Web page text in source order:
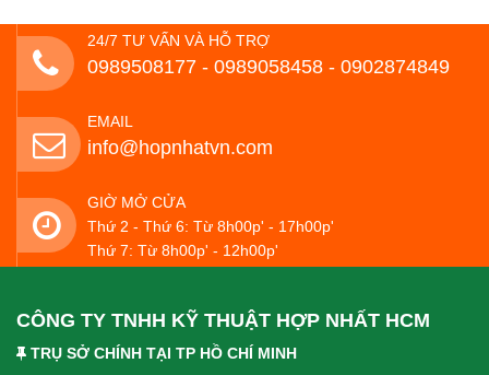
24/7 TƯ VẤN VÀ HỖ TRỢ
0989508177 - ‭0989058458‬ - 0902874849
EMAIL
info@hopnhatvn.com
GIỜ MỞ CỬA
Thứ 2 - Thứ 6: Từ 8h00p' - 17h00p'
Thứ 7: Từ 8h00p' - 12h00p'
CÔNG TY TNHH KỸ THUẬT HỢP NHẤT HCM
TRỤ SỞ CHÍNH TẠI TP HỒ CHÍ MINH